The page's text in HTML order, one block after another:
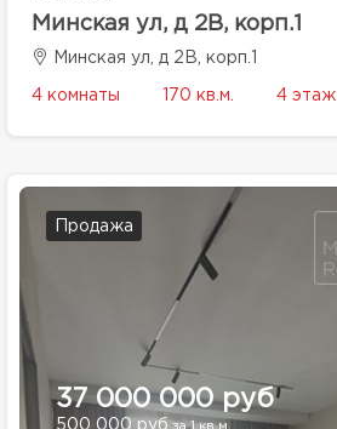
Минская ул, д 2В, корп.1
Минская ул, д 2В, корп.1
4 комнаты 170 кв.м. 4 этаж
Продажа
37 000 000 руб
500 000 руб